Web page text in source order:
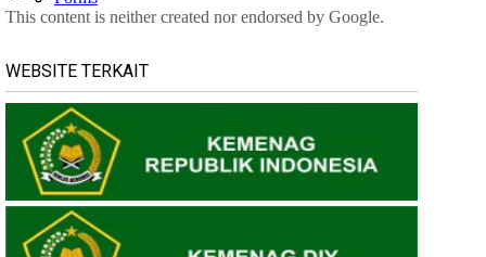
WEBSITE TERKAIT